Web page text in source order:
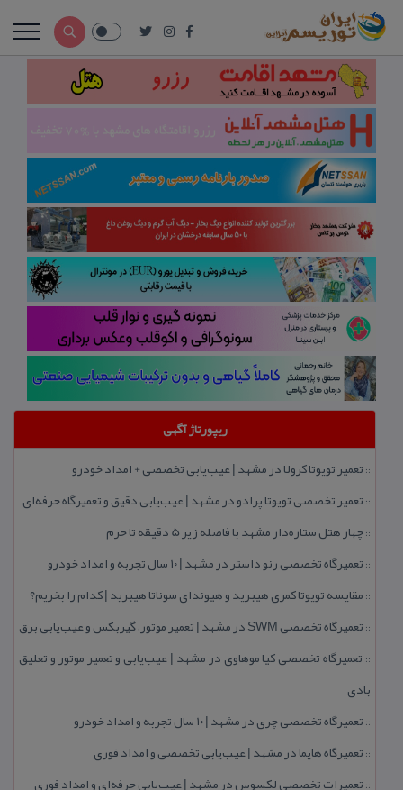
ریپورتاژ آگهی
:: تعمیر تویوتا كرولا در مشهد | عیب‌یابی تخصصی + امداد خودرو
:: تعمیر تخصصی تویوتا پرادو در مشهد | عیب‌یابی دقیق و تعمیرگاه حرفه‌ای
::چهار هتل‌ ستاره‌دار مشهد با فاصله زیر 5 دقیقه تا حرم
:: تعمیرگاه تخصصی رنو داستر در مشهد | ۱۰ سال تجربه و امداد خودرو
:: مقایسه تویوتا كمری هیبرید و هیوندای سوناتا هیبرید | كدام را بخریم؟
:: تعمیرگاه تخصصی SWM در مشهد | تعمیر موتور، گیربكس و عیب‌یابی برق
:: تعمیرگاه تخصصی كیا موهاوی در مشهد | عیب‌یابی و تعمیر موتور و تعلیق
بادی
:: تعمیرگاه تخصصی چری در مشهد | ۱۰ سال تجربه و امداد خودرو
:: تعمیرگاه هایما در مشهد | عیب‌یابی تخصصی و امداد فوری
:: تعمیرات تخصصی لكسوس در مشهد | عیب‌یابی حرفه‌ای و امداد فوری